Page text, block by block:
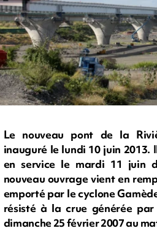
Le nouveau pont de la
inauguré le lundi 10 juin
en service le mardi 11 juin
nouveau ouvrage vient en
emporté par le cyclone
résisté à la crue générée
dimanche 25 février 2007 au